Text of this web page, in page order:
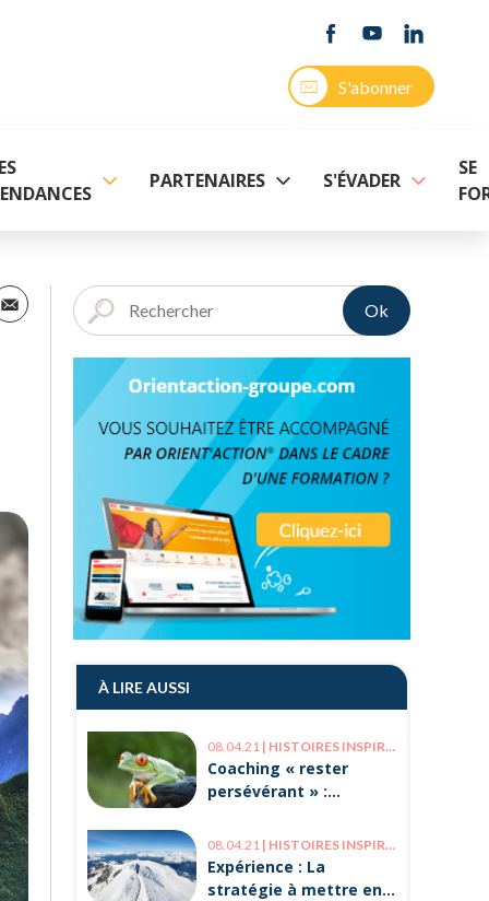
S'abonner
PARTENAIRES S'ÉVADER
SE
Ok
À LIRE AUSSI
08.04.21 | HISTOIRES INSPIRANTES
Coaching « rester
persévérant » :
grenouilles
08.04.21 | HISTOIRES INSPIRANTES
Expérience : La
stratégie à mettre en